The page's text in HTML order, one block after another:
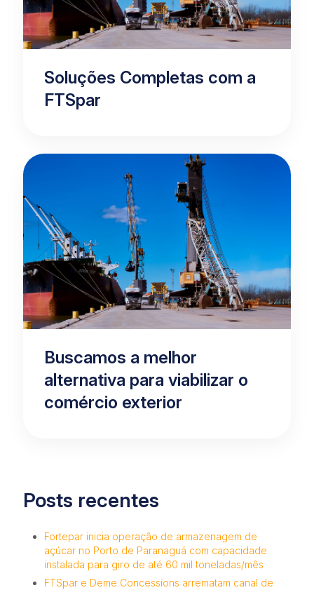
Soluções Completas com a
FTSpar
Buscamos a melhor
alternativa para viabilizar o
comércio exterior
Posts recentes
Fortepar inicia operação de armazenagem de
açúcar no Porto de Paranaguá com capacidade
instalada para giro de até 60 mil toneladas/mês
FTSpar e Deme Concessions arrematam canal de